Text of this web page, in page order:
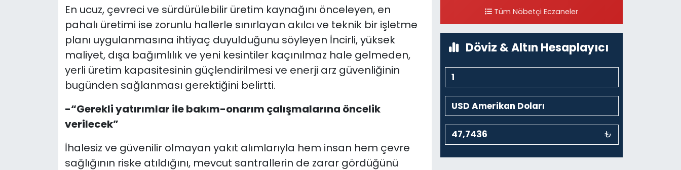
En ucuz, çevreci ve sürdürülebilir üretim kaynağını önceleyen, en
pahalı üretimi ise zorunlu hallerle sınırlayan akılcı ve teknik bir işletme
planı uygulanmasına ihtiyaç duyulduğunu söyleyen İncirli, yüksek
maliyet, dışa bağımlılık ve yeni kesintiler kaçınılmaz hale gelmeden,
yerli üretim kapasitesinin güçlendirilmesi ve enerji arz güvenliğinin
bugünden sağlanması gerektiğini belirtti.
-“Gerekli yatırımlar ile bakım-onarım çalışmalarına öncelik
verilecek”
İhalesiz ve güvenilir olmayan yakıt alımlarıyla hem insan hem çevre
sağlığının riske atıldığını, mevcut santrallerin de zarar gördüğünü
Tüm Nöbetçi Eczaneler
Döviz & Altın Hesaplayıcı
₺